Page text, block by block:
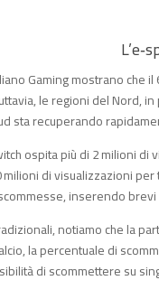
Gaming mostrano che
le regioni del Nord,
sta recuperando
ospita più di 2 milioni
di visualizzazioni
inserendo
notiamo che la
la percentuale di
di scommettere su